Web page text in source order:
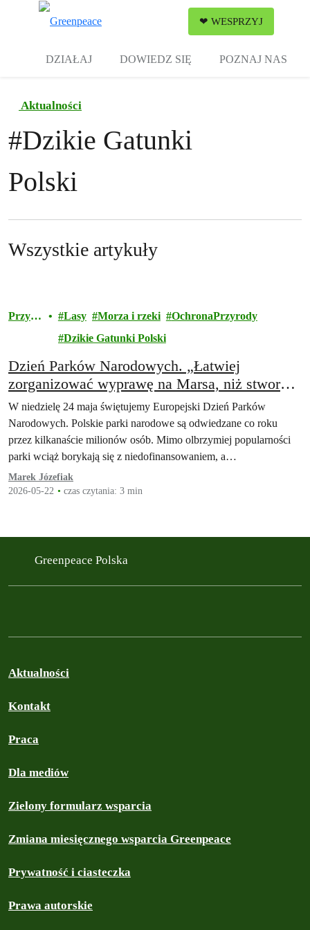
❤ WESPRZYJ
DZIAŁAJ DOWIEDZ SIĘ POZNAJ NAS
Aktualności
#Dzikie Gatunki
Polski
Wszystkie artykuły
Przyro
Lasy Morza i rzeki
OchronaPrzyrody
Dzikie Gatunki Polski
Dzień Parków Narodowych. „Łatwiej
zorganizować wyprawę na Marsa, niż stworzyć
park narodowy”
W niedzielę 24 maja świętujemy Europejski Dzień Parków
Narodowych. Polskie parki narodowe są odwiedzane co roku
przez kilkanaście milionów osób. Mimo olbrzymiej popularności
parki wciąż borykają się z niedofinansowaniem, a…
Marek Józefiak
2026-05-22
czas czytania: 3 min
Greenpeace Polska
Aktualności
Kontakt
Praca
Dla mediów
Zielony formularz wsparcia
Zmiana miesięcznego wsparcia Greenpeace
Prywatność i ciasteczka
Prawa autorskie